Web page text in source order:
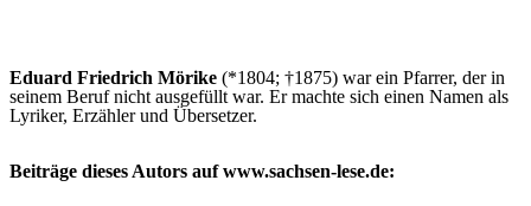
Eduard Friedrich Mörike (*1804; †1875) war ein Pfarrer, der in
seinem Beruf nicht ausgefüllt war. Er machte sich einen Namen als
Lyriker, Erzähler und Übersetzer.
Beiträge dieses Autors auf www.sachsen-lese.de: